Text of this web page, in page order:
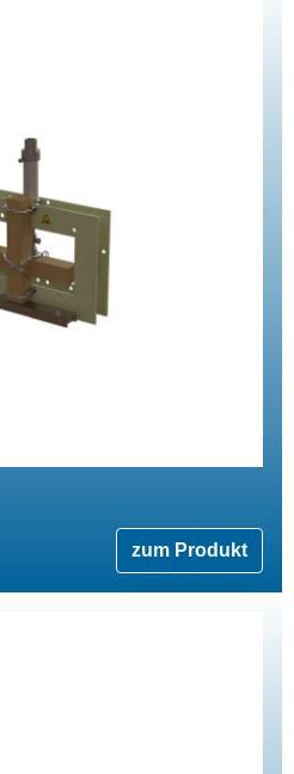
zum Produkt